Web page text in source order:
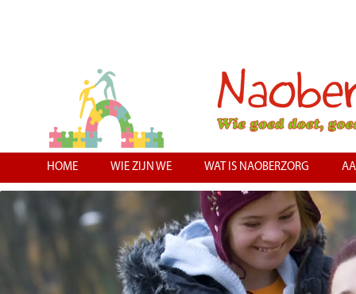
HOME WIE ZIJN WE WAT IS NAOBERZORG